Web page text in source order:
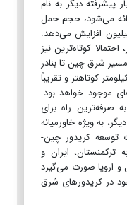
پیشرفته دیگر به نام
می‌شود، حجم حمل
کالا از چین به اروپا را حدود ۱۰ میلیون افزایش می‌دهد.
کوتاه‌ترین نیز
شرق چین تا بنادر
جنوبی در امتداد این کریدور ۹۰۰ کیلومتر کوتاهتر و تقریباً
موجود خواهد بود.
صرفه‌ترین راه برای
به ویژه خاورمیانه
توسعه کریدور چین-
ترکمنستان، ایران و
و اروپا صورت می‌گیرد
در کریدورهای شرق